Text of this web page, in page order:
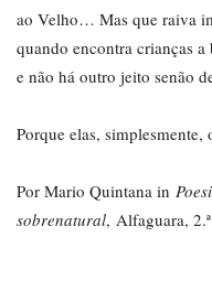
ao Velho… Mas que raiva
quando encontra crianças
e não há outro jeito senão
Porque elas,
Por Mario Quintana in
sobrenatural, Alfaguara,